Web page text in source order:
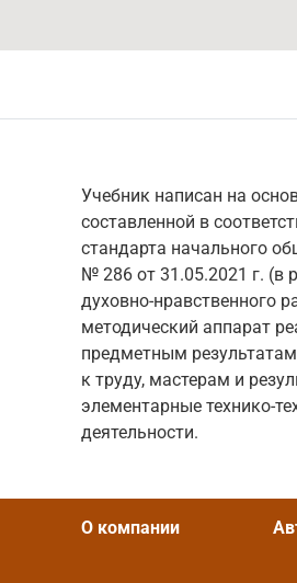
Учебник написан на
составленной в
стандарта начального
№ 286 от 31.05.2021 г. (в
духовно-нравственного
методический аппарат
предметным
к труду, мастерам и
элементарные технико-
деятельности.
О компании